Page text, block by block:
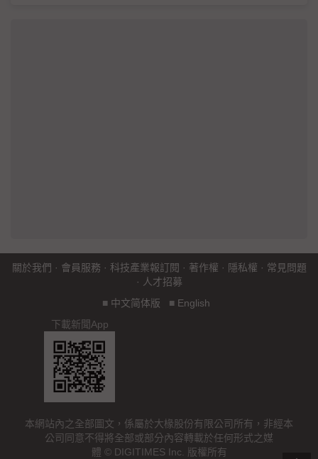
關於我們 · 會員服務 · 科技產業報訂閱 · 著作權 · 隱私權 · 常見問題
· 人才招募
■ 中文简体版 ■ English
下載新聞App
本網站內之全部圖文，係屬於大椽股份有限公司所有，非經本
公司同意不得將全部或部分內容轉載於任何形式之媒
體 © DIGITIMES Inc. 版權所有